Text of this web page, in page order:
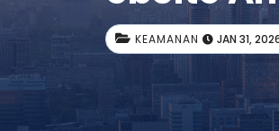
KEAMANAN JAN 31,